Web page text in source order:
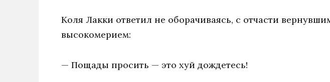
Коля Лакки ответил не оборачиваясь, с отчасти
высокомерием:
— Пощады просить — это хуй дождетесь!